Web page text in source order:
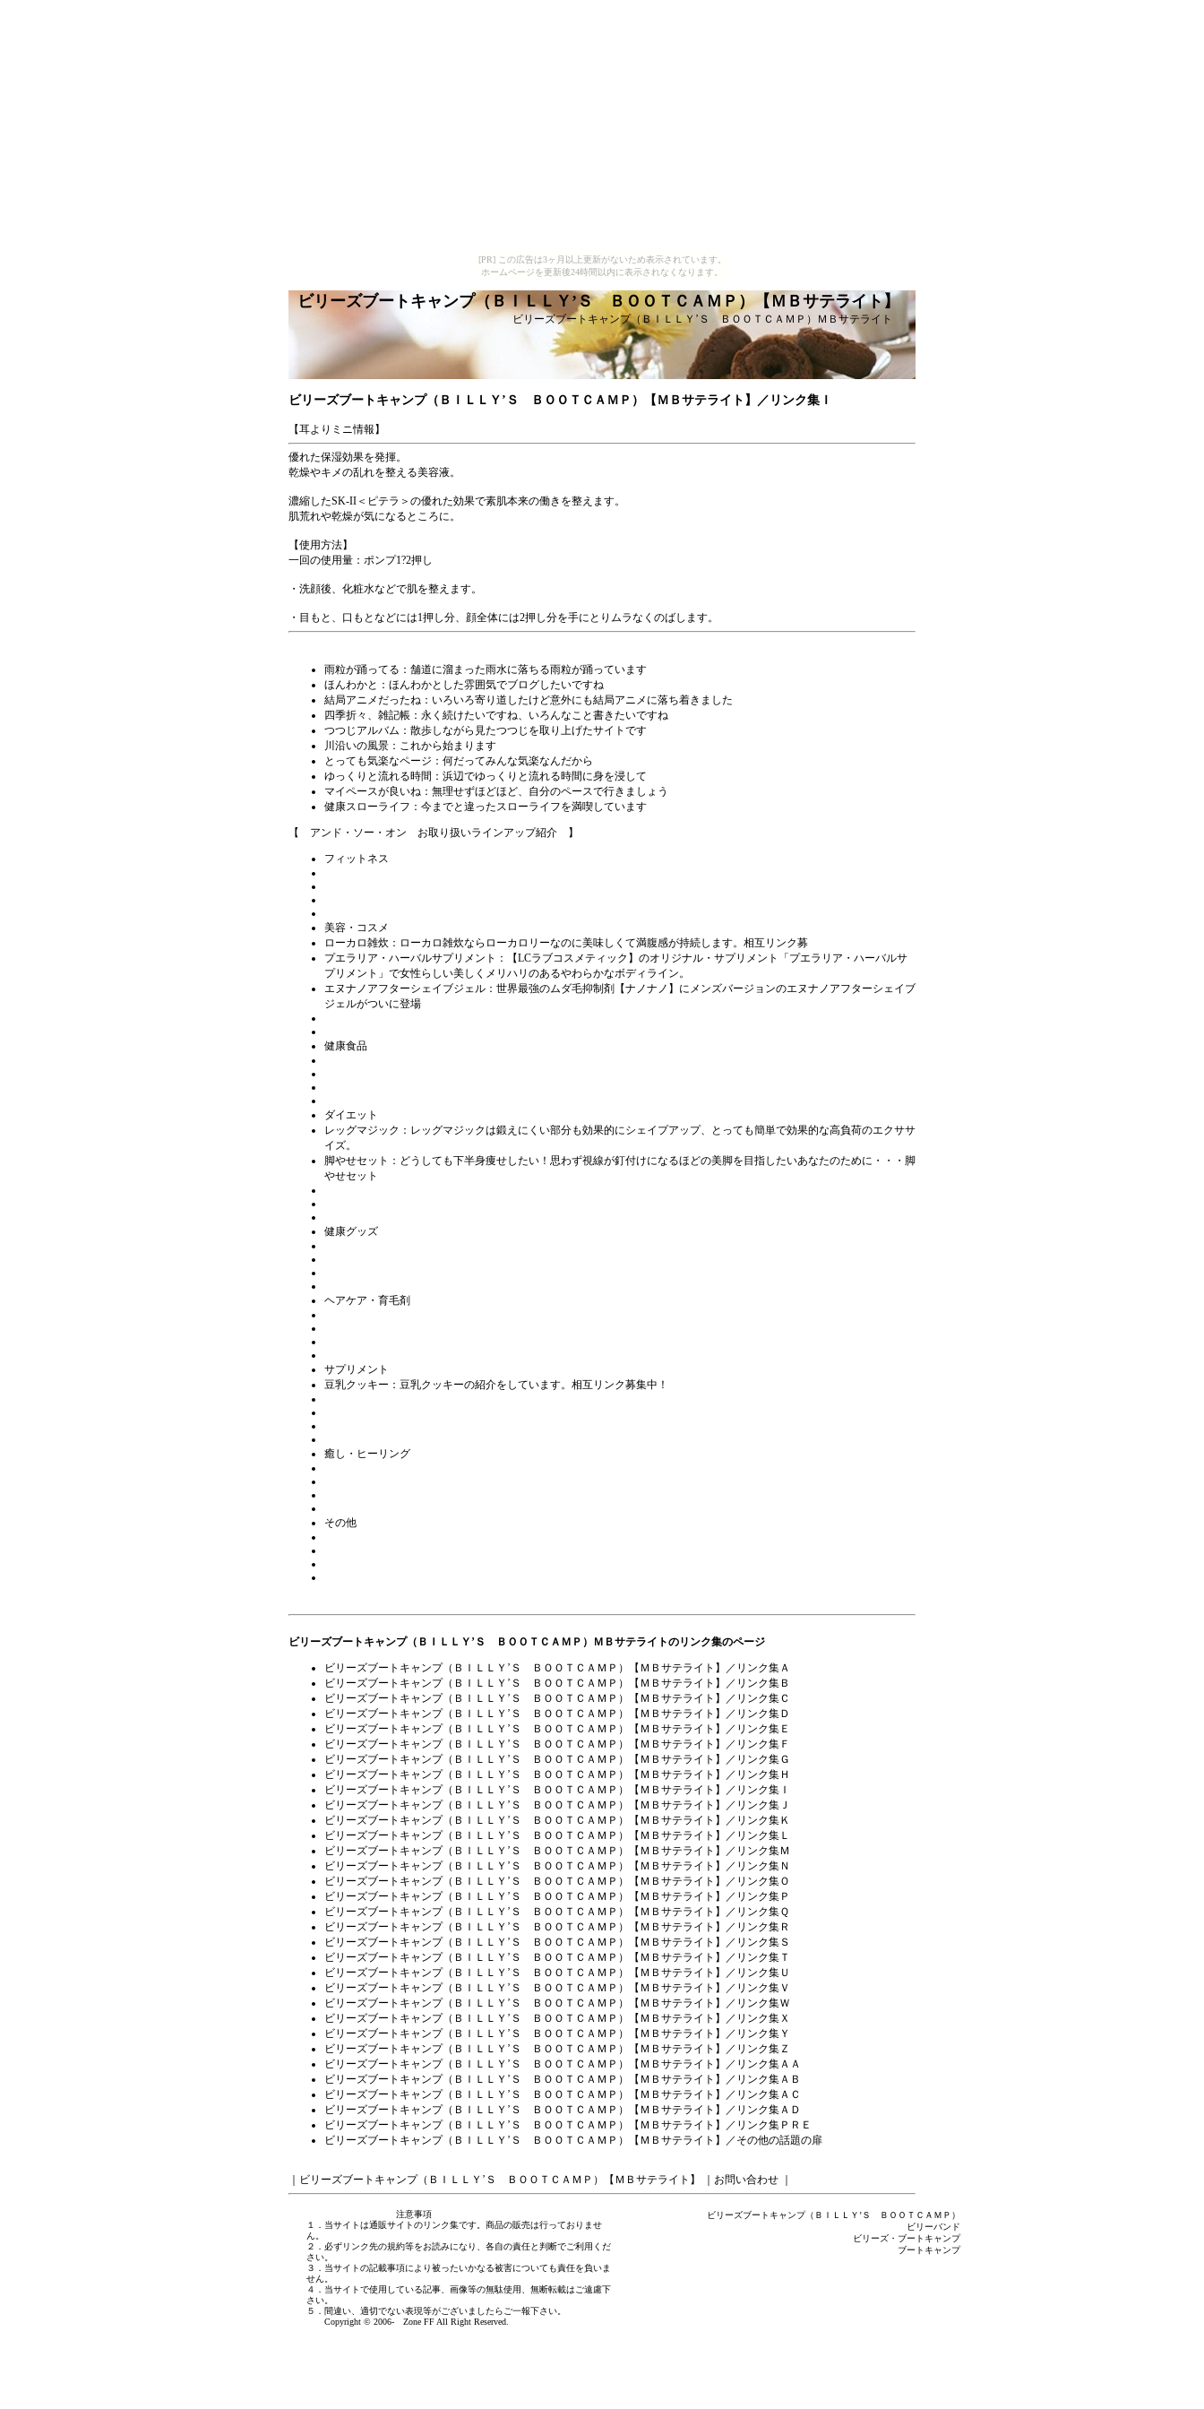
[PR] この広告は3ヶ月以上更新がないため表示されています。
ホームページを更新後24時間以内に表示されなくなります。
ビリーズブートキャンプ（ＢＩＬＬＹ’Ｓ ＢＯＯＴＣＡＭＰ）【ＭＢサテライト】
ビリーズブートキャンプ（ＢＩＬＬＹ’Ｓ ＢＯＯＴＣＡＭＰ）ＭＢサテライト
ビリーズブートキャンプ（ＢＩＬＬＹ’Ｓ ＢＯＯＴＣＡＭＰ）【ＭＢサテライト】／リンク集Ｉ
【耳よりミニ情報】
優れた保湿効果を発揮。
乾燥やキメの乱れを整える美容液。
濃縮したSK-II＜ピテラ＞の優れた効果で素肌本来の働きを整えます。
肌荒れや乾燥が気になるところに。
【使用方法】
一回の使用量：ポンプ1?2押し
・洗顔後、化粧水などで肌を整えます。
・目もと、口もとなどには1押し分、顔全体には2押し分を手にとりムラなくのばします。
雨粒が踊ってる ：舗道に溜まった雨水に落ちる雨粒が踊っています
ほんわかと：ほんわかとした雰囲気でブログしたいですね
結局アニメだったね ：いろいろ寄り道したけど意外にも結局アニメに落ち着きました
四季折々、雑記帳：永く続けたいですね、いろんなこと書きたいですね
つつじアルバム ：散歩しながら見たつつじを取り上げたサイトです
川沿いの風景：これから始まります
とっても気楽なページ ：何だってみんな気楽なんだから
ゆっくりと流れる時間 ：浜辺でゆっくりと流れる時間に身を浸して
マイペースが良いね ：無理せずほどほど、自分のペースで行きましょう
健康スローライフ：今までと違ったスローライフを満喫しています
【 アンド・ソー・オン お取り扱いラインアップ紹介 】
フィットネス
美容・コスメ
ローカロ雑炊 ：ローカロ雑炊ならローカロリーなのに美味しくて満腹感が持続します。相互リンク募
プエラリア・ハーバルサプリメント ：【LCラブコスメティック】のオリジナル・サプリメント「プエラリア・ハーバルサ
プリメント」で女性らしい美しくメリハリのあるやわらかなボディライン。
エヌナノアフターシェイブジェル ：世界最強のムダ毛抑制剤【ナノナノ】にメンズバージョンのエヌナノアフターシェイブ
ジェルがついに登場
健康食品
ダイエット
レッグマジック ：レッグマジックは鍛えにくい部分も効果的にシェイプアップ、とっても簡単で効果的な高負荷のエクササ
イズ。
脚やせセット ：どうしても下半身痩せしたい！思わず視線が釘付けになるほどの美脚を目指したいあなたのために・・・脚
やせセット
健康グッズ
ヘアケア・育毛剤
サプリメント
豆乳クッキー ：豆乳クッキーの紹介をしています。相互リンク募集中！
癒し・ヒーリング
その他
ビリーズブートキャンプ（ＢＩＬＬＹ’Ｓ ＢＯＯＴＣＡＭＰ）ＭＢサテライトのリンク集のページ
ビリーズブートキャンプ（ＢＩＬＬＹ’Ｓ ＢＯＯＴＣＡＭＰ）【ＭＢサテライト】／リンク集Ａ
ビリーズブートキャンプ（ＢＩＬＬＹ’Ｓ ＢＯＯＴＣＡＭＰ）【ＭＢサテライト】／リンク集Ｂ
ビリーズブートキャンプ（ＢＩＬＬＹ’Ｓ ＢＯＯＴＣＡＭＰ）【ＭＢサテライト】／リンク集Ｃ
ビリーズブートキャンプ（ＢＩＬＬＹ’Ｓ ＢＯＯＴＣＡＭＰ）【ＭＢサテライト】／リンク集Ｄ
ビリーズブートキャンプ（ＢＩＬＬＹ’Ｓ ＢＯＯＴＣＡＭＰ）【ＭＢサテライト】／リンク集Ｅ
ビリーズブートキャンプ（ＢＩＬＬＹ’Ｓ ＢＯＯＴＣＡＭＰ）【ＭＢサテライト】／リンク集Ｆ
ビリーズブートキャンプ（ＢＩＬＬＹ’Ｓ ＢＯＯＴＣＡＭＰ）【ＭＢサテライト】／リンク集Ｇ
ビリーズブートキャンプ（ＢＩＬＬＹ’Ｓ ＢＯＯＴＣＡＭＰ）【ＭＢサテライト】／リンク集Ｈ
ビリーズブートキャンプ（ＢＩＬＬＹ’Ｓ ＢＯＯＴＣＡＭＰ）【ＭＢサテライト】／リンク集Ｉ
ビリーズブートキャンプ（ＢＩＬＬＹ’Ｓ ＢＯＯＴＣＡＭＰ）【ＭＢサテライト】／リンク集Ｊ
ビリーズブートキャンプ（ＢＩＬＬＹ’Ｓ ＢＯＯＴＣＡＭＰ）【ＭＢサテライト】／リンク集Ｋ
ビリーズブートキャンプ（ＢＩＬＬＹ’Ｓ ＢＯＯＴＣＡＭＰ）【ＭＢサテライト】／リンク集Ｌ
ビリーズブートキャンプ（ＢＩＬＬＹ’Ｓ ＢＯＯＴＣＡＭＰ）【ＭＢサテライト】／リンク集Ｍ
ビリーズブートキャンプ（ＢＩＬＬＹ’Ｓ ＢＯＯＴＣＡＭＰ）【ＭＢサテライト】／リンク集Ｎ
ビリーズブートキャンプ（ＢＩＬＬＹ’Ｓ ＢＯＯＴＣＡＭＰ）【ＭＢサテライト】／リンク集Ｏ
ビリーズブートキャンプ（ＢＩＬＬＹ’Ｓ ＢＯＯＴＣＡＭＰ）【ＭＢサテライト】／リンク集Ｐ
ビリーズブートキャンプ（ＢＩＬＬＹ’Ｓ ＢＯＯＴＣＡＭＰ）【ＭＢサテライト】／リンク集Ｑ
ビリーズブートキャンプ（ＢＩＬＬＹ’Ｓ ＢＯＯＴＣＡＭＰ）【ＭＢサテライト】／リンク集Ｒ
ビリーズブートキャンプ（ＢＩＬＬＹ’Ｓ ＢＯＯＴＣＡＭＰ）【ＭＢサテライト】／リンク集Ｓ
ビリーズブートキャンプ（ＢＩＬＬＹ’Ｓ ＢＯＯＴＣＡＭＰ）【ＭＢサテライト】／リンク集Ｔ
ビリーズブートキャンプ（ＢＩＬＬＹ’Ｓ ＢＯＯＴＣＡＭＰ）【ＭＢサテライト】／リンク集Ｕ
ビリーズブートキャンプ（ＢＩＬＬＹ’Ｓ ＢＯＯＴＣＡＭＰ）【ＭＢサテライト】／リンク集Ｖ
ビリーズブートキャンプ（ＢＩＬＬＹ’Ｓ ＢＯＯＴＣＡＭＰ）【ＭＢサテライト】／リンク集Ｗ
ビリーズブートキャンプ（ＢＩＬＬＹ’Ｓ ＢＯＯＴＣＡＭＰ）【ＭＢサテライト】／リンク集Ｘ
ビリーズブートキャンプ（ＢＩＬＬＹ’Ｓ ＢＯＯＴＣＡＭＰ）【ＭＢサテライト】／リンク集Ｙ
ビリーズブートキャンプ（ＢＩＬＬＹ’Ｓ ＢＯＯＴＣＡＭＰ）【ＭＢサテライト】／リンク集Ｚ
ビリーズブートキャンプ（ＢＩＬＬＹ’Ｓ ＢＯＯＴＣＡＭＰ）【ＭＢサテライト】／リンク集ＡＡ
ビリーズブートキャンプ（ＢＩＬＬＹ’Ｓ ＢＯＯＴＣＡＭＰ）【ＭＢサテライト】／リンク集ＡＢ
ビリーズブートキャンプ（ＢＩＬＬＹ’Ｓ ＢＯＯＴＣＡＭＰ）【ＭＢサテライト】／リンク集ＡＣ
ビリーズブートキャンプ（ＢＩＬＬＹ’Ｓ ＢＯＯＴＣＡＭＰ）【ＭＢサテライト】／リンク集ＡＤ
ビリーズブートキャンプ（ＢＩＬＬＹ’Ｓ ＢＯＯＴＣＡＭＰ）【ＭＢサテライト】／リンク集ＰＲＥ
ビリーズブートキャンプ（ＢＩＬＬＹ’Ｓ ＢＯＯＴＣＡＭＰ）【ＭＢサテライト】／その他の話題の扉
ビリーズブートキャンプ（ＢＩＬＬＹ’Ｓ ＢＯＯＴＣＡＭＰ）【ＭＢサテライト】 お問い合わせ
注意事項
１．当サイトは通販サイトのリンク集です。商品の販売は行っておりませ
ん。
２．必ずリンク先の規約等をお読みになり、各自の責任と判断でご利用くだ
さい。
３．当サイトの記載事項により被ったいかなる被害についても責任を負いま
せん。
４．当サイトで使用している記事、画像等の無駄使用、無断転載はご遠慮下
さい。
５．間違い、適切でない表現等がございましたら ご一報下さい
Copyright © 2006- Zone FF All Right Reserved.
ビリーズブートキャンプ（ＢＩＬＬＹ’Ｓ ＢＯＯＴＣＡＭＰ）
ビリーバンド
ビリーズ・ブートキャンプ
ブートキャンプ